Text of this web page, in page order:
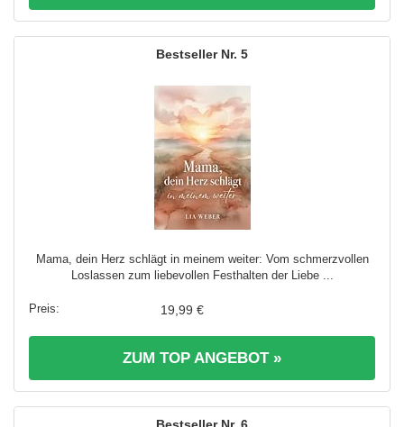
5
Mama, dein Herz schlägt in meinem weiter: Vom schmerzvollen
Loslassen zum liebevollen Festhalten der Liebe ...
19,99 €
ZUM TOP ANGEBOT »